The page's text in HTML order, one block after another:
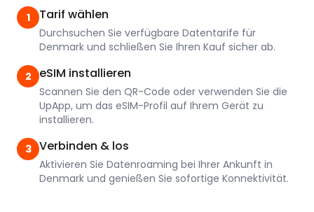
1 Tarif wählen
Durchsuchen Sie verfügbare Datentarife für
Denmark und schließen Sie Ihren Kauf sicher ab.
2 eSIM installieren
Scannen Sie den QR-Code oder verwenden Sie die
UpApp, um das eSIM-Profil auf Ihrem Gerät zu
installieren.
3 Verbinden & los
Aktivieren Sie Datenroaming bei Ihrer Ankunft in
Denmark und genießen Sie sofortige Konnektivität.